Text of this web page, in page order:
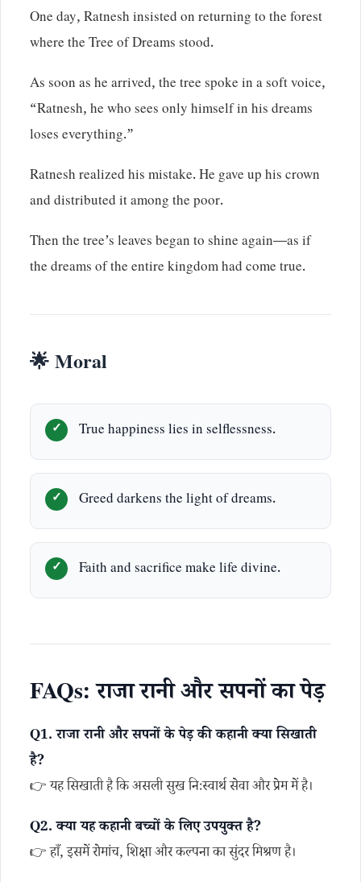
One day, Ratnesh insisted on returning to the forest
where the Tree of Dreams stood.
As soon as he arrived, the tree spoke in a soft voice,
“Ratnesh, he who sees only himself in his dreams
loses everything.”
Ratnesh realized his mistake. He gave up his crown
and distributed it among the poor.
Then the tree’s leaves began to shine again—as if
the dreams of the entire kingdom had come true.
🌟 Moral
True happiness lies in selflessness.
Greed darkens the light of dreams.
Faith and sacrifice make life divine.
FAQs: राजा रानी और सपनों का पेड़
Q1. राजा रानी और सपनों के पेड़ की कहानी क्या सिखाती
है?
👉 यह सिखाती है कि असली सुख निःस्वार्थ सेवा और प्रेम में है।
Q2. क्या यह कहानी बच्चों के लिए उपयुक्त है?
👉 हाँ, इसमें रोमांच, शिक्षा और कल्पना का सुंदर मिश्रण है।